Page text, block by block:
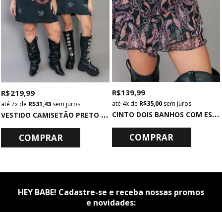
V
ESTIDO CAMISETÃO PRETO COM APLIQUES FOREVER
R$ 219,99
7x de R$ 31,43 sem juros
COMPRAR
C
INTO DOIS BANHOS COM ESTRELAS
R$ 139,99
4xde R$ 35,00sem juros
COMPRAR
HEY BABE! Cadastre-se e receba nossas promos
e novidades: